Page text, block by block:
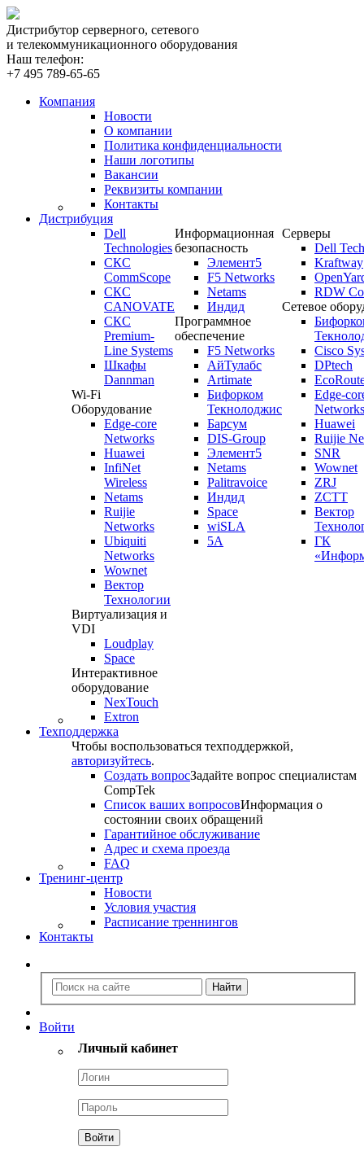
Дистрибутор серверного, сетевого
и телекоммуникационного оборудования
Наш телефон:
+7 495 789-65-65
Компания
Новости
О компании
Политика конфиденциальности
Наши логотипы
Вакансии
Реквизиты компании
Контакты
Дистрибуция
Dell
Technologies
СКС
CommScope
СКС
CANOVATE
СКС
Premium-
Line Systems
Шкафы
Dannman
Wi-Fi
Оборудование
Edge-core
Networks
Huawei
InfiNet
Wireless
Netams
Ruijie
Networks
Ubiquiti
Networks
Wownet
Вектор
Технологии
Виртуализация и
VDI
Loudplay
Space
Интерактивное
оборудование
NexTouch
Extron
Информационная
безопасность
Элемент5
F5 Networks
Netams
Индид
Программное
обеспечение
F5 Networks
АйТулабс
Artimate
Бифорком
Текнолоджис
Барсум
DIS-Group
Элемент5
Netams
Palitravoice
Индид
Space
wiSLA
5A
Серверы
Dell
Kraftway
RDW
Сетевое
Cisco
DPtech
Edge-
Networks
Huawei
Ruijie
SNR
Wownet
ZRJ
ZCTT
Вектор
ГК
Техподдержка
Чтобы воспользоваться техподдержкой,
авторизуйтесь.
Создать вопросЗадайте вопрос специалистам
CompTek
Список ваших вопросовИнформация о
состоянии своих обращений
Гарантийное обслуживание
Адрес и схема проезда
FAQ
Тренинг-центр
Новости
Условия участия
Расписание треннингов
Контакты
Войти
Личный кабинет